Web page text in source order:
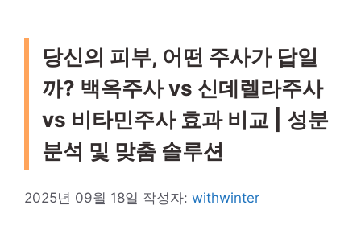
당신의 피부, 어떤 주사가 답일
까? 백옥주사 vs 신데렐라주사
vs 비타민주사 효과 비교 | 성분
분석 및 맞춤 솔루션
2025년 09월 18일 작성자: withwinter